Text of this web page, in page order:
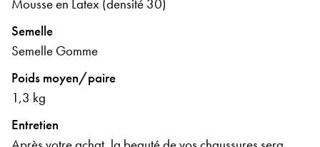
Mousse en Latex (densité 30)
Semelle
Semelle Gomme
Poids moyen/paire
1,3 kg
Entretien